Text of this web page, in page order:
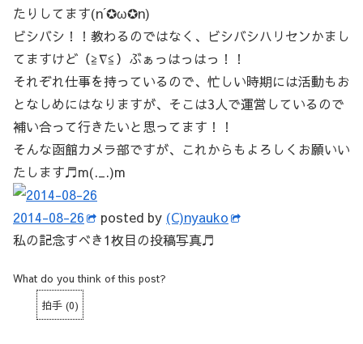
たりしてます(n´✪ω✪n)
ビシバシ！！教わるのではなく、ビシバシハリセンかまし
てますけど（≧∇≦）ぶぁっはっはっ！！
それぞれ仕事を持っているので、忙しい時期には活動もお
となしめにはなりますが、そこは3人で運営しているので
補い合って行きたいと思ってます！！
そんな函館カメラ部ですが、これからもよろしくお願いい
たします♬m(._.)m
2014-08-26 posted by (C)nyauko
私の記念すべき1枚目の投稿写真♬
What do you think of this post?
拍手 (0)